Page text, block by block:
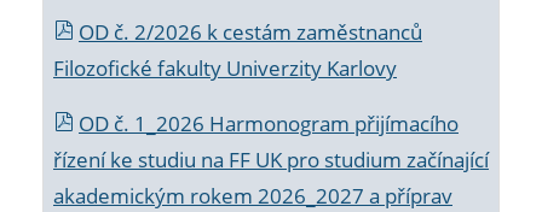
OD č. 2/2026 k cestám zaměstnanců
Filozofické fakulty Univerzity Karlovy
OD č. 1_2026 Harmonogram přijímacího
řízení ke studiu na FF UK pro studium začínající
akademickým rokem 2026_2027 a příprav